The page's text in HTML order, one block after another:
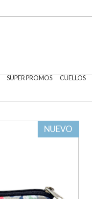
SUPER PROMOS CUELLOS
NUEVO